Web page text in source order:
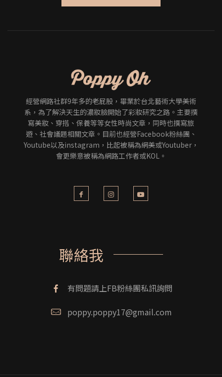
經營網路社群9年多的老屁股，畢業於台北藝術大學美術
系，為了解決天生的濃妝臉開始了彩妝研究之路。主要撰
寫美妝、穿搭、保養等等女性時尚文章，同時也撰寫旅
遊、社會議題相關文章。目前也經營Facebook粉絲團、
Youtube以及instagram，比起被稱為網美或Youtuber，
會更樂意被稱為網路工作者或KOL。
聯絡我
有問題請上FB粉絲團私訊詢問
poppy.poppy17@gmail.com